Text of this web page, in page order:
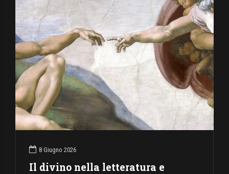
8 Giugno 2026
Il divino nella letteratura e